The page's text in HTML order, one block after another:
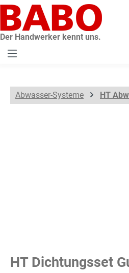
springen
Der Handwerker kennt uns.
Abwasser-Systeme HT
HT Dichtungsset